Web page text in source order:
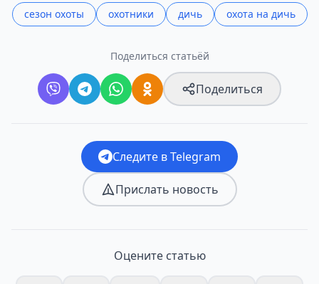
сезон охоты охотники дичь охота на дичь
Поделиться статьёй
Поделиться
Следите в Telegram
Прислать новость
Оцените статью